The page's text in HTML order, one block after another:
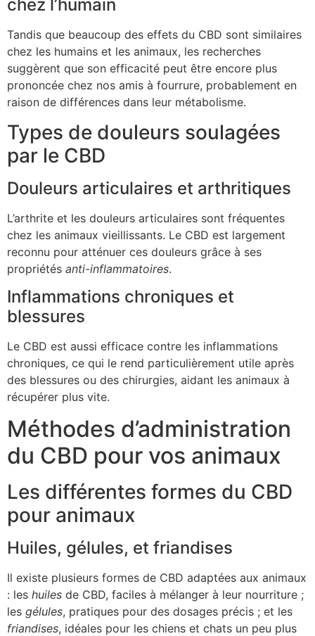
chez l’humain
Tandis que beaucoup des effets du CBD sont similaires
chez les humains et les animaux, les recherches
suggèrent que son efficacité peut être encore plus
prononcée chez nos amis à fourrure, probablement en
raison de différences dans leur métabolisme.
Types de douleurs soulagées
par le CBD
Douleurs articulaires et arthritiques
L’arthrite et les douleurs articulaires sont fréquentes
chez les animaux vieillissants. Le CBD est largement
reconnu pour atténuer ces douleurs grâce à ses
propriétés anti-inflammatoires.
Inflammations chroniques et
blessures
Le CBD est aussi efficace contre les inflammations
chroniques, ce qui le rend particulièrement utile après
des blessures ou des chirurgies, aidant les animaux à
récupérer plus vite.
Méthodes d’administration
du CBD pour vos animaux
Les différentes formes du CBD
pour animaux
Huiles, gélules, et friandises
Il existe plusieurs formes de CBD adaptées aux animaux
: les huiles de CBD, faciles à mélanger à leur nourriture ;
les gélules, pratiques pour des dosages précis ; et les
friandises, idéales pour les chiens et chats un peu plus